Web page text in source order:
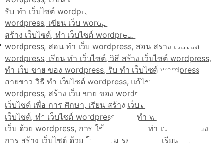
02-514-1840